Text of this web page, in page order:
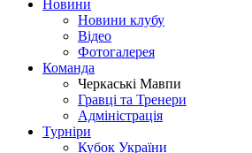
Новини
Новини клубу
Відео
Фотогалерея
Команда
Черкаські Мавпи
Гравці та Тренери
Адміністрація
Турніри
Кубок України